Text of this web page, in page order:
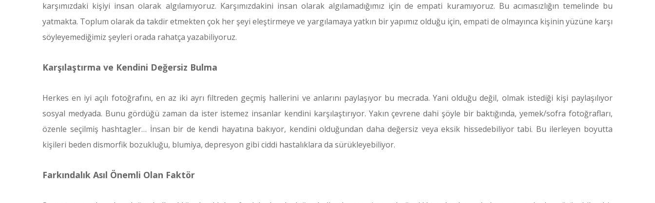
karşımızdaki kişiyi insan olarak algılamıyoruz. Karşımızdakini insan olarak algılamadığımız için de empati kuramıyoruz. Bu acımasızlığın temelinde bu
yatmakta. Toplum olarak da takdir etmekten çok her şeyi eleştirmeye ve yargılamaya yatkın bir yapımız olduğu için, empati de olmayınca kişinin yüzüne karşı
söyleyemediğimiz şeyleri orada rahatça yazabiliyoruz.
Karşılaştırma ve Kendini Değersiz Bulma
Herkes en iyi açılı fotoğrafını, en az iki ayrı filtreden geçmiş hallerini ve anlarını paylaşıyor bu mecrada. Yani olduğu değil, olmak istediği kişi paylaşılıyor
sosyal medyada. Bunu gördüğü zaman da ister istemez insanlar kendini karşılaştırıyor. Yakın çevrene dahi şöyle bir baktığında, yemek/sofra fotoğrafları,
özenle seçilmiş hashtagler… İnsan bir de kendi hayatına bakıyor, kendini olduğundan daha değersiz veya eksik hissedebiliyor tabi. Bu ilerleyen boyutta
kişileri beden dismorfik bozukluğu, blumiya, depresyon gibi ciddi hastalıklara da sürükleyebiliyor.
Farkındalık Asıl Önemli Olan Faktör